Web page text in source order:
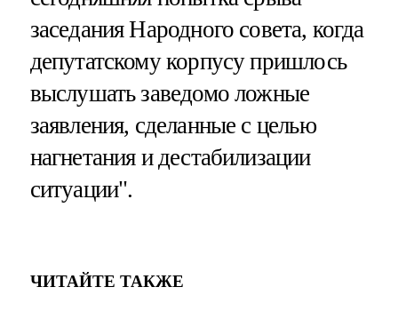
заседания Народного совета, когда
депутатскому корпусу пришлось
выслушать заведомо ложные
заявления, сделанные с целью
нагнетания и дестабилизации
ситуации".
ЧИТАЙТЕ ТАКЖЕ